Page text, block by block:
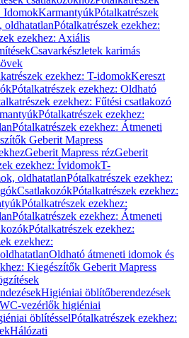
IdomokKarmantyúkPótalkatrészek
oldhatatlanPótalkatrészek ezekhez:
ezekhez: Axiális
Csavarkészletek karimás
ezekhez: T-idomokKereszt
Pótalkatrészek ezekhez: Oldható
ezekhez: Fűtési csatlakozó
Pótalkatrészek ezekhez:
Pótalkatrészek ezekhez: Átmeneti
Geberit Mapress
Geberit Mapress rézGeberit
ezekhez: ÍvidomokT-
oldhatatlanPótalkatrészek ezekhez:
CsatlakozókPótalkatrészek ezekhez:
Pótalkatrészek ezekhez:
Pótalkatrészek ezekhez: Átmeneti
Pótalkatrészek ezekhez:
ezekhez:
Oldható átmeneti idomok és
Kiegészítők Geberit Mapress
Higiéniai öblítőberendezések
vezérlők higiéniai
öblítésselPótalkatrészek ezekhez:
Hálózati